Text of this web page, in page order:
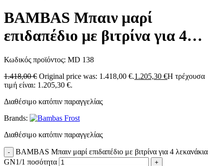
BAMBAS Μπαιν μαρί
επιδαπέδιο με βιτρίνα για 4
λεκανάκια GN1/1
Κωδικός προϊόντος: MD 138
1.418,00€ Original price was: 1.418,00 €.1.205,30 €Η τρέχουσα
τιμή είναι: 1.205,30 €.
Διαθέσιμο κατόπιν παραγγελίας
Brands:
Διαθέσιμο κατόπιν παραγγελίας
BAMBAS Μπαιν μαρί επιδαπέδιο με βιτρίνα για 4 λεκανάκια
GN1/1 ποσότητα